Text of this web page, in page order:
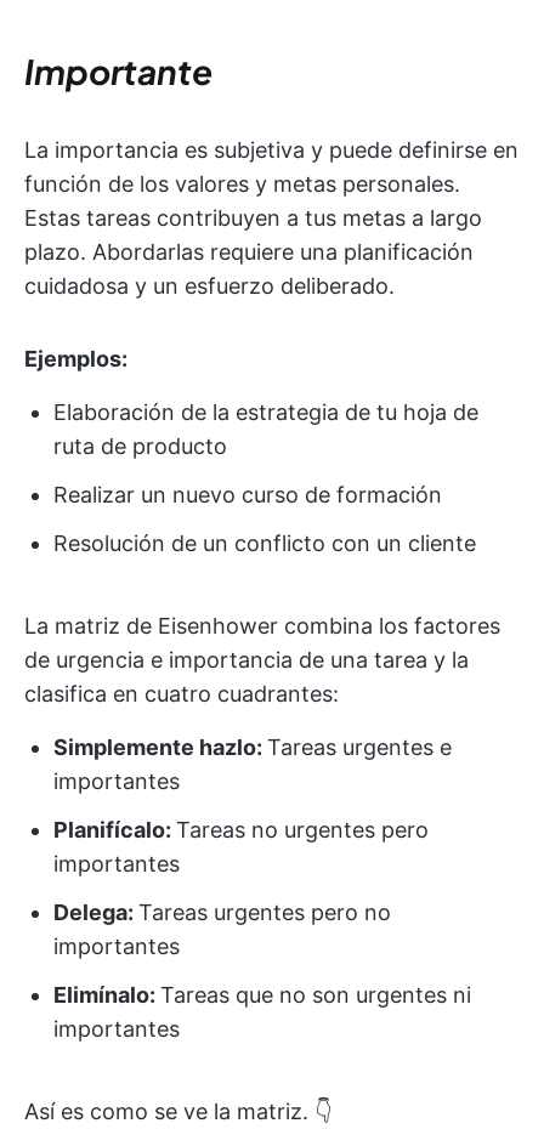
Importante
La importancia es subjetiva y puede definirse en
función de los valores y metas personales.
Estas tareas contribuyen a tus metas a largo
plazo. Abordarlas requiere una planificación
cuidadosa y un esfuerzo deliberado.
Ejemplos:
Elaboración de la estrategia de tu hoja de
ruta de producto
Realizar un nuevo curso de formación
Resolución de un conflicto con un cliente
La matriz de Eisenhower combina los factores
de urgencia e importancia de una tarea y la
clasifica en cuatro cuadrantes:
Simplemente hazlo: Tareas urgentes e
importantes
Planifícalo: Tareas no urgentes pero
importantes
Delega: Tareas urgentes pero no
importantes
Elimínalo: Tareas que no son urgentes ni
importantes
Así es como se ve la matriz. 👇